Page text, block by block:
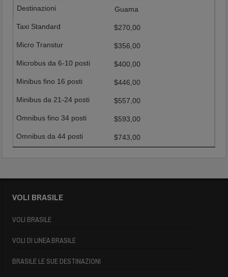
Guama
$270,00
$356,00
$400,00
$446,00
$557,00
$593,00
$743,00
VOLI BRASILE
VOLI BRASILE
VOLI DI LINEA BRASILE
BRASILE LE SUE DESTINAZIONI